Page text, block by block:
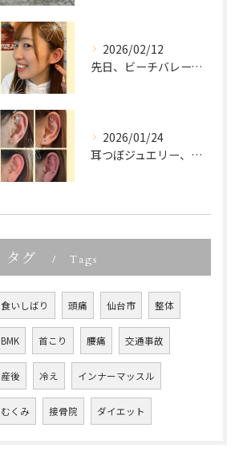
2026/02/12
先日、ビーチバレーでご活躍中の
2026/01/24
耳つぼジュエリー、「可愛いだけでしょ？」って思っていませんか...
タグ Tags
食いしばり 頭痛 仙台市 整体
BMK 首こり 腰痛 交通事故
産後 冷え インナーマッスル
むくみ 接骨院 ダイエット